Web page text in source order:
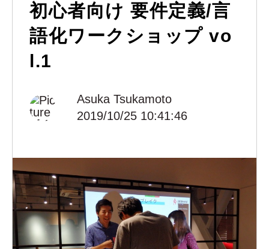
初心者向け 要件定義/言
語化ワークショップ vo
l.1
Asuka Tsukamoto
2019/10/25 10:41:46